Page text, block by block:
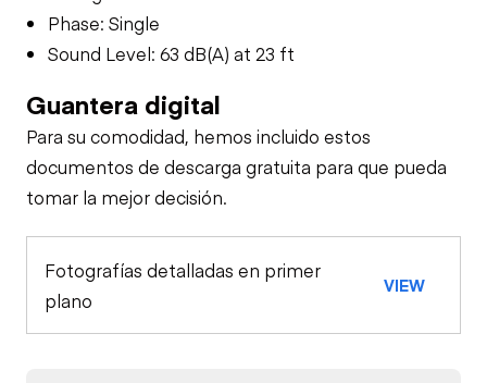
Phase: Single
Sound Level: 63 dB(A) at 23 ft
Guantera digital
Para su comodidad, hemos incluido estos
documentos de descarga gratuita para que pueda
tomar la mejor decisión.
Fotografías detalladas en primer
plano
VIEW